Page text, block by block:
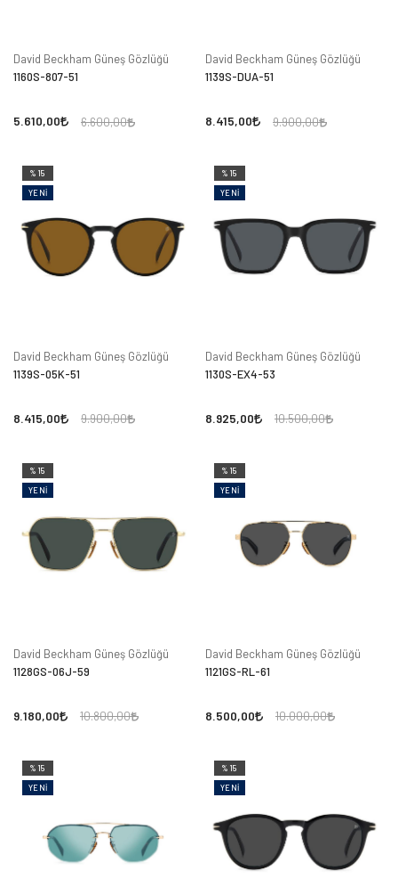
David Beckham Güneş Gözlüğü
1160S-807-51
5.610,00 6.600,00
David Beckham Güneş Gözlüğü
1139S-DUA-51
8.415,00 9.900,00
%15
YENI
David Beckham Güneş Gözlüğü
1139S-05K-51
8.415,00 9.900,00
%15
YENI
David Beckham Güneş Gözlüğü
1130S-EX4-53
8.925,00 10.500,00
%15
YENI
David Beckham Güneş Gözlüğü
1128GS-06J-59
9.180,00 10.800,00
%15
YENI
David Beckham Güneş Gözlüğü
1121GS-RL-61
8.500,00 10.000,00
%15
YENI
%15
YENI